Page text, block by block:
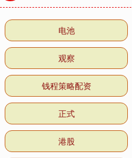
电池
观察
钱程策略配资
正式
港股